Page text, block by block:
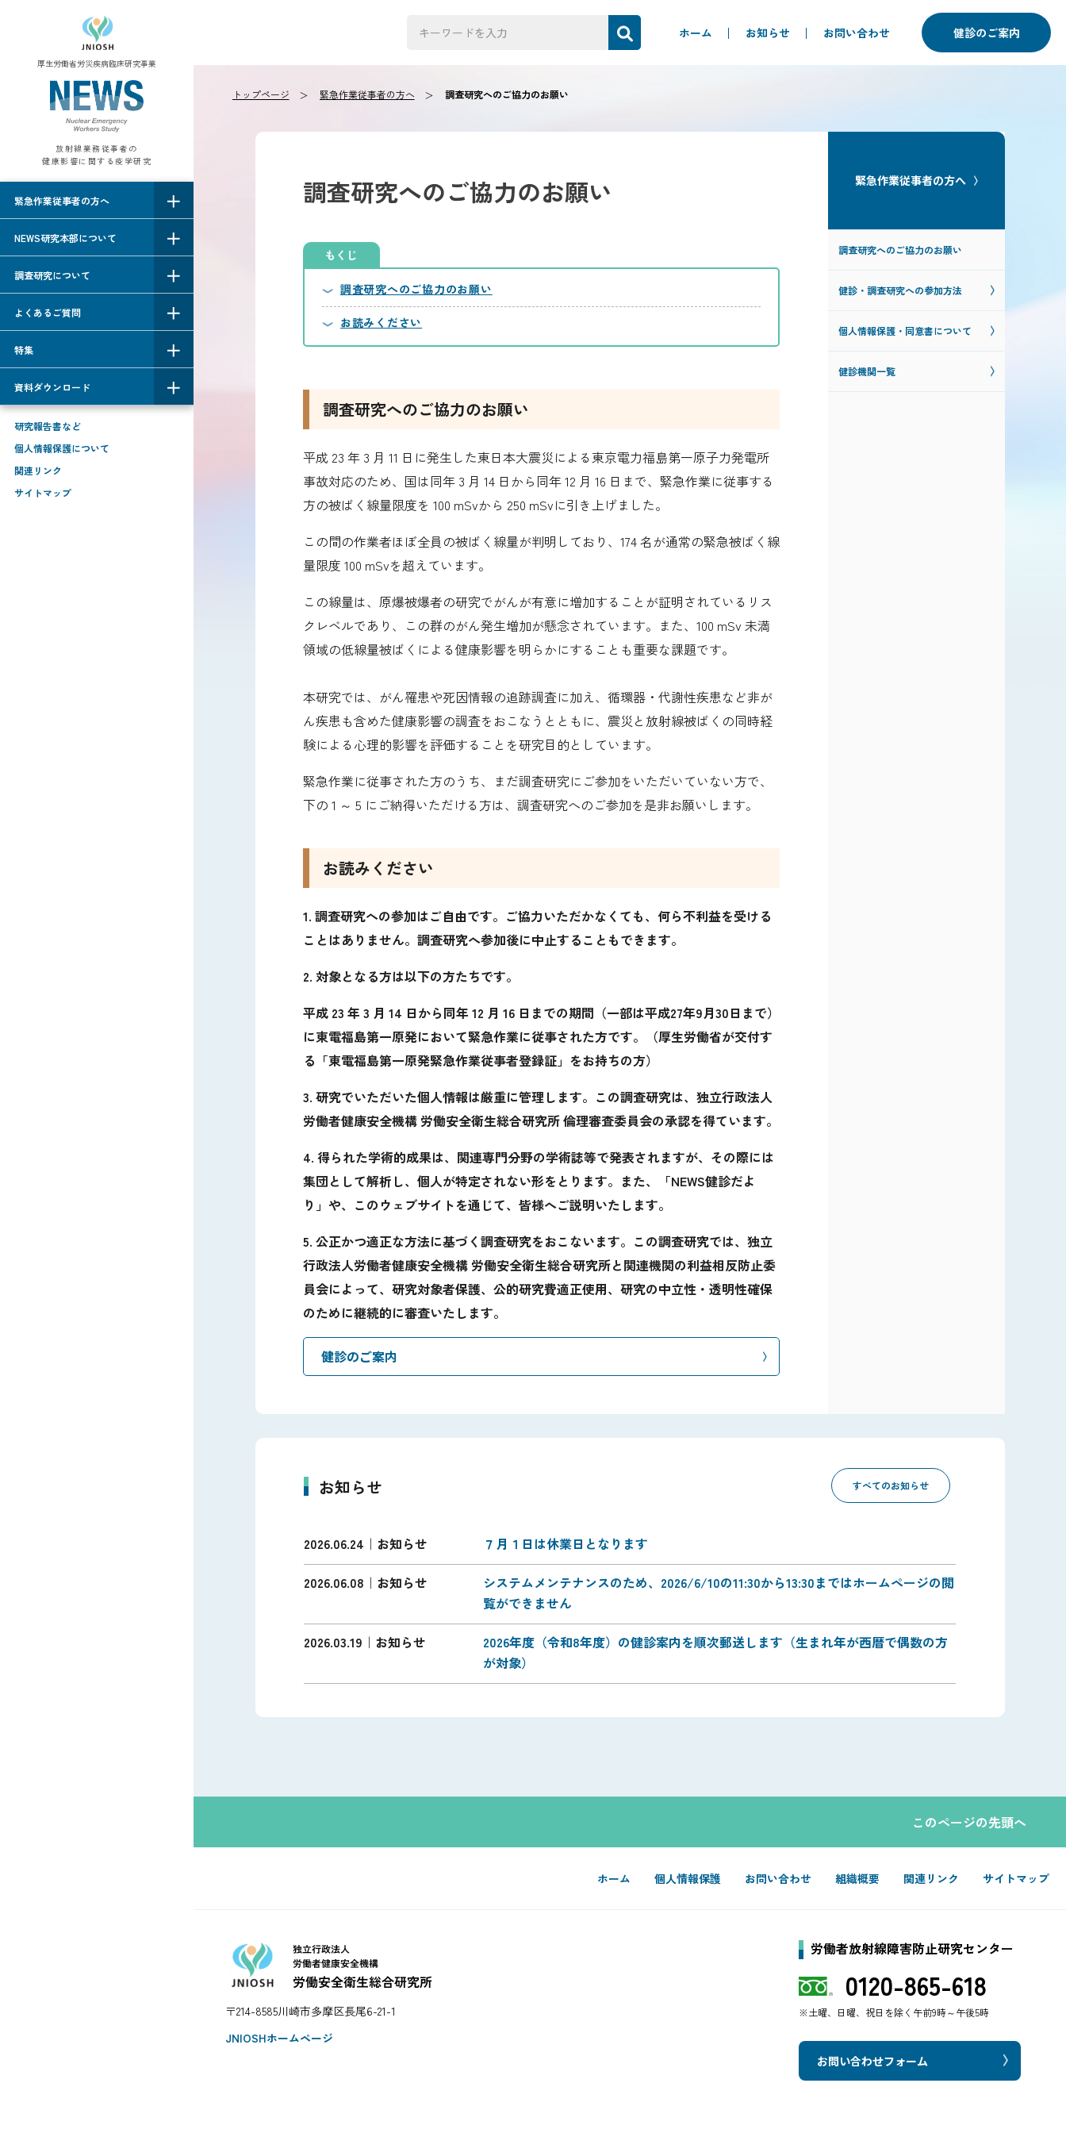
ホーム お知らせ お問い合わせ 健診のご案内
厚生労働省労災疾病臨床研究事業
放射線業務従事者の
健康影響に関する疫学研究
緊急作業従事者の方へ
NEWS研究本部について
調査研究について
よくあるご質問
特集
資料ダウンロード
研究報告書など
個人情報保護について
関連リンク
サイトマップ
トップページ 緊急作業従事者の方へ 調査研究へのご協力のお願い
調査研究へのご協力のお願い
もくじ
調査研究へのご協力のお願い
お読みください
調査研究へのご協力のお願い
平成 23 年 3 月 11 日に発生した東日本大震災による東京電力福島第一原子力発電所
事故対応のため、国は同年 3 月 14 日から同年 12 月 16 日まで、緊急作業に従事する
方の被ばく線量限度を 100 mSvから 250 mSvに引き上げました。
この間の作業者ほぼ全員 の被ばく線量が判明しており、 174名が通常の緊急被ばく線
量限度 100 mSvを超えています。
この線量は、 原爆被爆者の研究でがんが有意に増加することが証明されているリス
クレベルであり、この群のがん発生増加が懸念されています。 また、100 mSv 未満
領域の低線量被ばくによる健康影響を明らかにすることも重要な課題です。
本研究では、がん罹患や死因情報の追跡調査に加え、循環器・代謝性疾患など非が
ん疾患も含めた健康影響の調査をおこなうとともに、震災と放射線被ばく の同時経
験による心理的影響を評価すること を研究目的としています。
緊急作業に従事された方のうち、まだ調査研究にご参加をいただいていない方で、
下の 1 ～ 5 に ご納得いただける方は、 調査研究へのご参加を是非お願いします。
お読みください
1. 調査研究への参加はご自由です。ご協力いただかなくても、何ら不利益を受ける
ことはありません。調査研究へ参加後に中止することもできます。
2. 対象となる方は以下の方たちです。
平成 23 年 3 月 14 日から同年 12 月 16 日までの期間（一部は平成27年9月30日まで）
に東電福島第一原発において緊急作業に従事された方です。（厚生労働省が交付す
る「東電福島第一原発緊急作業従事者登録証」をお持ちの方）
3. 研究でいただいた個人情報は厳重に管理します。この調査研究は、独立行政法人
労働者健康安全機構 労働安全衛生総合研究所 倫理審査委員会の承認を得ています。
4. 得られた学術的成果は、関連専門分野の学術誌等で発表されますが、その際には
集団として解析し、個人が特定されない形をとります。また、「NEWS健診だよ
り」や、このウェブサイトを通じて、皆様へご説明いたします。
5. 公正かつ適正な方法に基づく調査研究をおこないます。この調査研究では、独立
行政法人労働者健康安全機構 労働安全衛生総合研究所と関連機関の利益相反防止委
員会によって、研究対象者保護、公的研究費適正使用、研究の中立性・透明性確保
のために継続的に審査いたします。
健診のご案内
緊急作業従事者の方へ
調査研究へのご協力のお願い
健診・調査研究への参加方法
個人情報保護・同意書について
健診機関一覧
お知らせ
2026.06.24 お知らせ ７月１日は休業日となります
2026.06.08 お知らせ
システムメンテナンスのため、2026/6/10の11:30から13:30まではホームページの閲
覧ができません
2026.03.19 お知らせ
2026年度（令和8年度）の健診案内を順次郵送します（生まれ年が西暦で偶数の方
が対象）
すべてのお知らせ
このページの先頭へ
ホーム 個人情報保護 お問い合わせ 組織概要 関連リンク サイトマップ
〒214-8585川崎市多摩区長尾6-21-1
JNIOSHホームページ
労働者放射線障害防止研究センター
0120-865-618
※土曜、日曜、祝日を除く午前9時～午後5時
お問い合わせフォーム